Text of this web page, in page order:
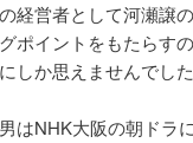
経営者として河瀬譲
ポイントをもたらす
しか思えませんでし
はNHK大阪の朝ドラ